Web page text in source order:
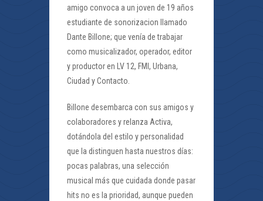
amigo convoca a un joven de 19 años
estudiante de sonorizacion llamado
Dante Billone; que venía de trabajar
como musicalizador, operador, editor
y productor en LV 12, FMI, Urbana,
Ciudad y Contacto.
Billone desembarca con sus amigos y
colaboradores y relanza Activa,
dotándola del estilo y personalidad
que la distinguen hasta nuestros días:
pocas palabras, una selección
musical más que cuidada donde pasar
hits no es la prioridad, aunque pueden